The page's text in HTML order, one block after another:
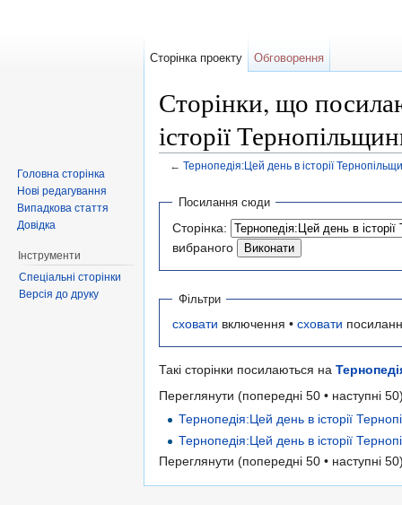
Сторінки, що
історії
← Тернопедія:Цей день в історії
Посилання сюди
Сторінка:
вибраного
Фільтри
сховати включення • сховати
Такі сторінки посилаються на
Переглянути (попередні 50 • наступні
Тернопедія:Цей день в історії
Тернопедія:Цей день в історії
Переглянути (попередні 50 • наступні
Сторінка проекту Обговорення
Головна сторінка
Нові редагування
Випадкова стаття
Довідка
Інструменти
Спеціальні сторінки
Версія до друку